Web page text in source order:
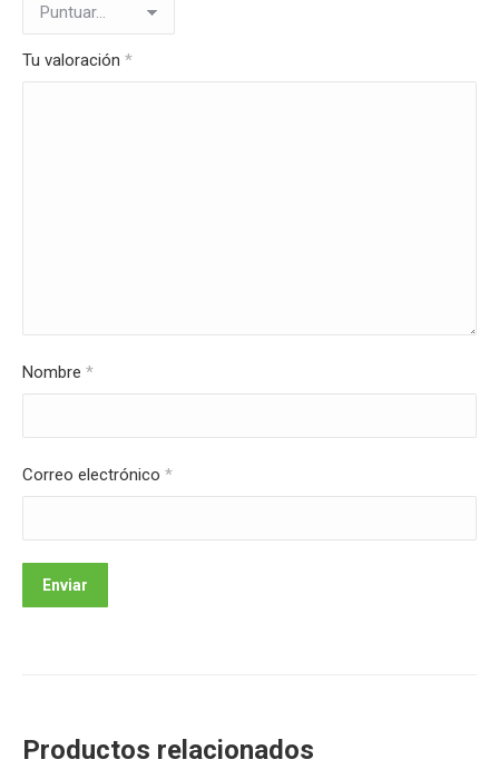
Tu valoración *
Nombre *
Correo electrónico *
Productos relacionados